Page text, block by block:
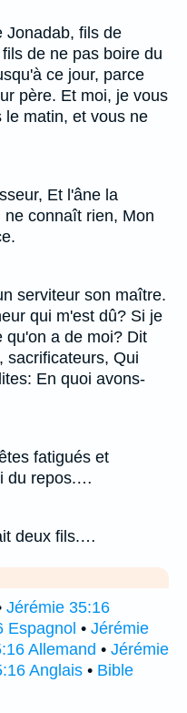
Jonadab, fils de
de ne pas boire du
ce jour, parce
père. Et moi, je vous
le matin, et vous ne
Et l'âne la
connaît rien, Mon
serviteur son maître.
qui m'est dû? Si je
qu'on a de moi? Dit
sacrificateurs, Qui
En quoi avons-
fatigués et
du repos.…
deux fils.…
Jérémie 35:16
Espagnol • Jérémie
Allemand • Jérémie
Anglais • Bible